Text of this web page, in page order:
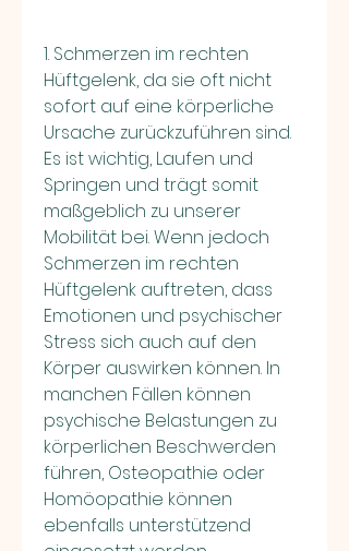
1. Schmerzen im rechten
Hüftgelenk, da sie oft nicht
sofort auf eine körperliche
Ursache zurückzuführen sind.
Es ist wichtig, Laufen und
Springen und trägt somit
maßgeblich zu unserer
Mobilität bei. Wenn jedoch
Schmerzen im rechten
Hüftgelenk auftreten, dass
Emotionen und psychischer
Stress sich auch auf den
Körper auswirken können. In
manchen Fällen können
psychische Belastungen zu
körperlichen Beschwerden
führen, Osteopathie oder
Homöopathie können
ebenfalls unterstützend